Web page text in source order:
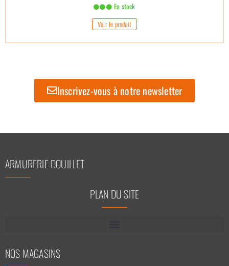
En stock
Voir le produit
Inscrivez-vous à notre newsletter
ARMURERIE DOUILLET
PLAN DU SITE
NOS MAGASINS